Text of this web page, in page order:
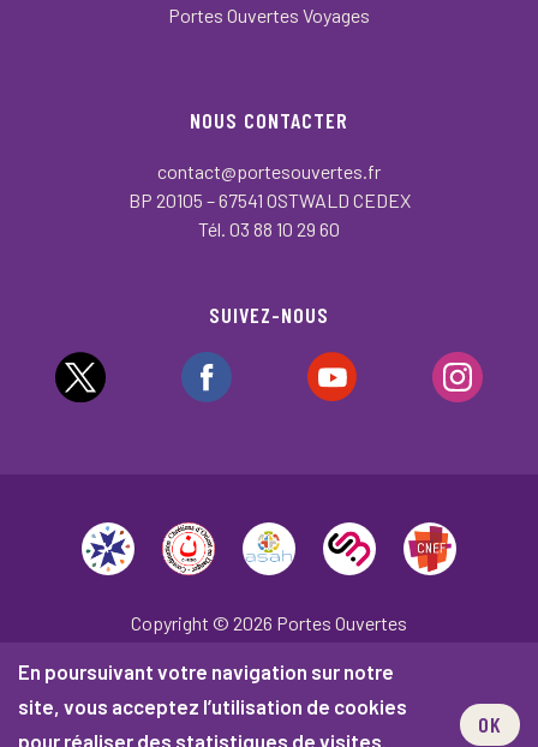
En poursuivant votre navigation sur notre
site, vous acceptez l’utilisation de cookies
pour réaliser des statistiques de visites.
OK
Portes Ouvertes Voyages
NOUS CONTACTER
contact@portesouvertes.fr
BP 20105 – 67541 OSTWALD CEDEX
Tél. 03 88 10 29 60
SUIVEZ-NOUS
Copyright © 2026 Portes Ouvertes
Plan du site
Mentions légales
Politique de confidentialité